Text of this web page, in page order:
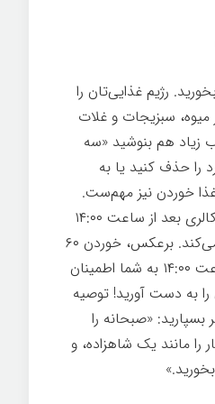
رژیم غذایی‌تان را
میوه، سبزیجات و غلات
زیاد هم بنوشید «سه
را حذف کنيد یا به
خوردن نیز مهم‌ست.
خوردن تنها ۲۰ درصد کالری بعد از ساعت ۱۴:۰۰
به کاهش وزن کمک می‌کند. برعکس، خوردن ۶۰
تا ۸۰ درصد قبل از ساعت ۱۴:۰۰ به شما اطمینان
به دست آورید! توصیه
«صبحانه را
را مانند یک شاهزاده، و